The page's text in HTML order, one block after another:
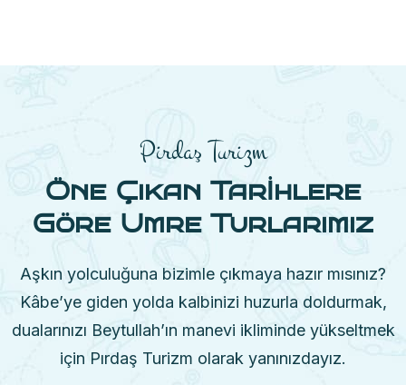
Pirdaş Turizm
Öne Çıkan Tarİhlere
Göre Umre Turlarımız
Aşkın yolculuğuna bizimle çıkmaya hazır mısınız?
Kâbe’ye giden yolda kalbinizi huzurla doldurmak,
dualarınızı Beytullah’ın manevi ikliminde yükseltmek
için Pırdaş Turizm olarak yanınızdayız.